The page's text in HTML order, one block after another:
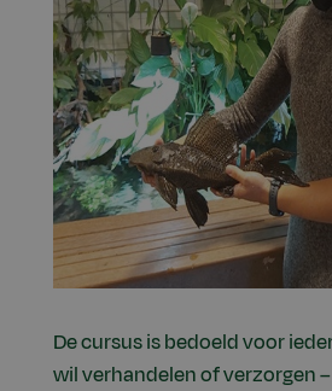
De cursus is bedoeld voor
wil verhandelen of verzorgen